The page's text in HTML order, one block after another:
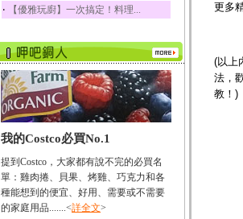
迷迭香
酸、迷迭香酸、植物...
咖啡
咖啡中的咖啡因會刺激
中樞神經系統，特別...
椰子
椰子含有糖類、脂肪、
荔枝
荔枝性質溫和所含的營
養素有醣類、檸檬酸...
‧ 【優雅玩廚】一次搞定！料理...
我的Costco必買No.1
提到Costco，大家都有說不完的必買名
單：雞肉捲、貝果、烤雞、巧克力和各
種能想到的便宜、好用、需要或不需要
的家庭用品.......<詳全文>
更多
(以上
法，
教！